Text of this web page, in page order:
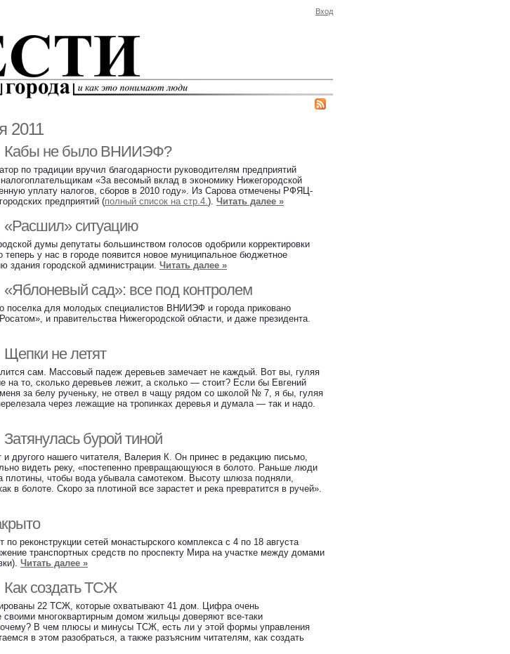
Вход
2011
Кабы не было ВНИИЭФ?
по традиции вручил благодарности руководителям предприятий
«За весомый вклад в экономику Нижегородской
уплату налогов, сборов в 2010 году». Из Сарова отмечены РФЯЦ-
предприятий (полный список на стр.4.). Читать далее »
«Расшил» ситуацию
думы депутаты большинством голосов одобрили корректировки
теперь у нас в городе появится новое муниципальное бюджетное
здания городской администрации. Читать далее »
«Яблоневый сад»: все под контролем
поселка для молодых специалистов ВНИИЭФ и города приковано
и правительства Нижегородской области, и даже президента.
Щепки не летят
сам. Массовый падеж деревьев замечает не каждый. Вот вы, гуляя
на то, сколько деревьев лежит, а сколько — стоит? Если бы Евгений
за белу рученьку, не отвел в чащу рядом со школой № 7, я бы, гуляя
через лежащие на тропинках деревья и думала — так и надо.
Затянулась бурой тиной
и другого нашего читателя, Валерия К. Он принес в редакцию письмо,
видеть реку, «постепенно превращающуюся в болото. Раньше люди
плотины, чтобы вода убывала самотеком. Высоту шлюза подняли,
в болоте. Скоро за плотиной все зарастет и река превратится в ручей».
по реконструкции сетей монастырского комплекса с 4 по 18 августа
транспортных средств по проспекту Мира на участке между домами
Читать далее »
Как создать ТСЖ
22 ТСЖ, которые охватывают 41 дом. Цифра очень
своими многоквартирным домом жильцы доверяют все-таки
В чем плюсы и минусы ТСЖ, есть ли у этой формы управления
в этом разобраться, а также разъясним читателям, как создать